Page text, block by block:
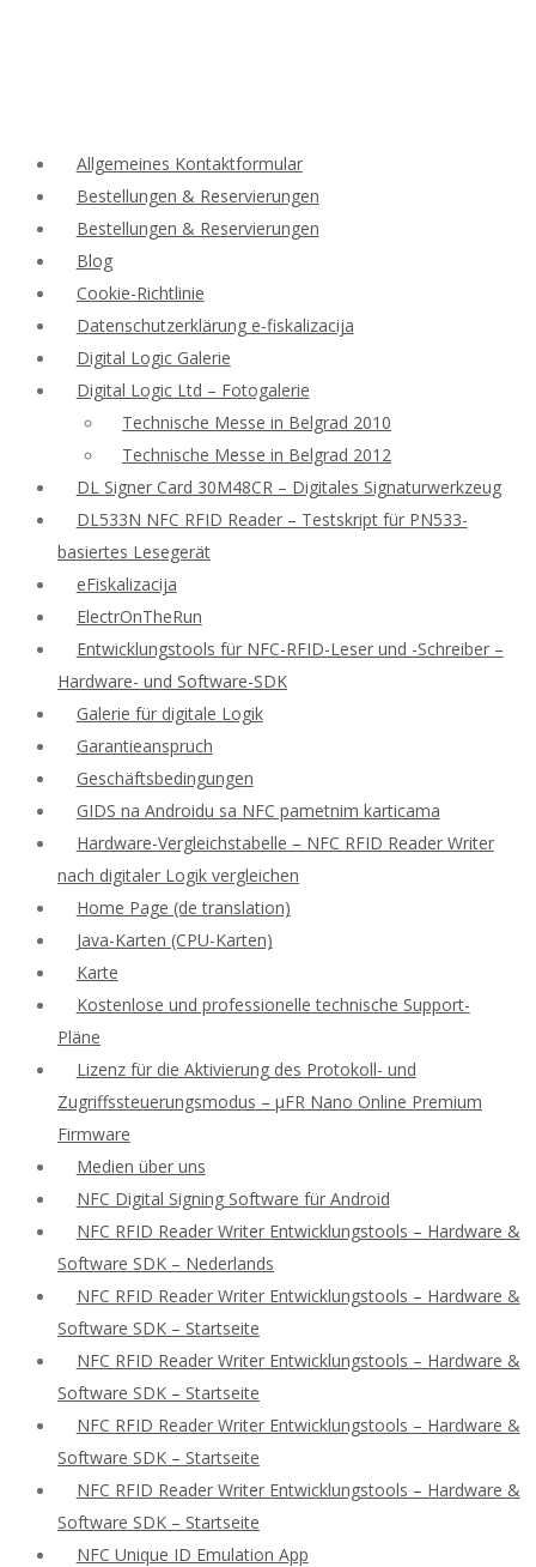
Allgemeines Kontaktformular
Bestellungen & Reservierungen
Bestellungen & Reservierungen
Blog
Cookie-Richtlinie
Datenschutzerklärung e-fiskalizacija
Digital Logic Galerie
Digital Logic Ltd – Fotogalerie
Technische Messe in Belgrad 2010
Technische Messe in Belgrad 2012
DL Signer Card 30M48CR – Digitales Signaturwerkzeug
DL533N NFC RFID Reader – Testskript für PN533-
basiertes Lesegerät
eFiskalizacija
ElectrOnTheRun
Entwicklungstools für NFC-RFID-Leser und -Schreiber –
Hardware- und Software-SDK
Galerie für digitale Logik
Garantieanspruch
Geschäftsbedingungen
GIDS na Androidu sa NFC pametnim karticama
Hardware-Vergleichstabelle – NFC RFID Reader Writer
nach digitaler Logik vergleichen
Home Page (de translation)
Java-Karten (CPU-Karten)
Karte
Kostenlose und professionelle technische Support-
Pläne
Lizenz für die Aktivierung des Protokoll- und
Zugriffssteuerungsmodus – μFR Nano Online Premium
Firmware
Medien über uns
NFC Digital Signing Software für Android
NFC RFID Reader Writer Entwicklungstools – Hardware &
Software SDK – Nederlands
NFC RFID Reader Writer Entwicklungstools – Hardware &
Software SDK – Startseite
NFC RFID Reader Writer Entwicklungstools – Hardware &
Software SDK – Startseite
NFC RFID Reader Writer Entwicklungstools – Hardware &
Software SDK – Startseite
NFC RFID Reader Writer Entwicklungstools – Hardware &
Software SDK – Startseite
NFC Unique ID Emulation App